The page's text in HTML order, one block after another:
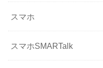
スマホ
スマホSMARTalk